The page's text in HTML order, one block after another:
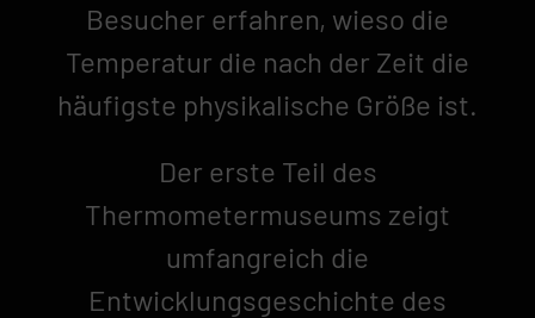
Besucher erfahren, wieso die
Temperatur die nach der Zeit die
häufigste physikalische Größe ist.
Der erste Teil des
Thermometermuseums zeigt
umfangreich die
Entwicklungsgeschichte des